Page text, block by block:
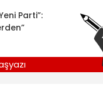
Parti”: